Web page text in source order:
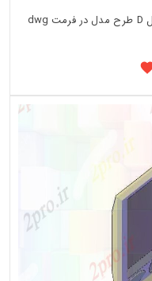
دانلود تری دی کامپیوتر جزئیات دسکتاپ فایل D طرح مدل در فرمت dwg